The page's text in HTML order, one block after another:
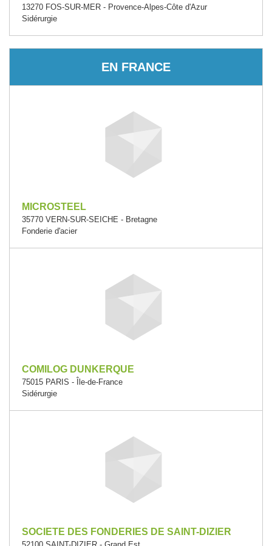
13270 FOS-SUR-MER - Provence-Alpes-Côte d'Azur
Sidérurgie
EN FRANCE
MICROSTEEL
35770 VERN-SUR-SEICHE - Bretagne
Fonderie d'acier
COMILOG DUNKERQUE
75015 PARIS - Île-de-France
Sidérurgie
SOCIETE DES FONDERIES DE SAINT-DIZIER